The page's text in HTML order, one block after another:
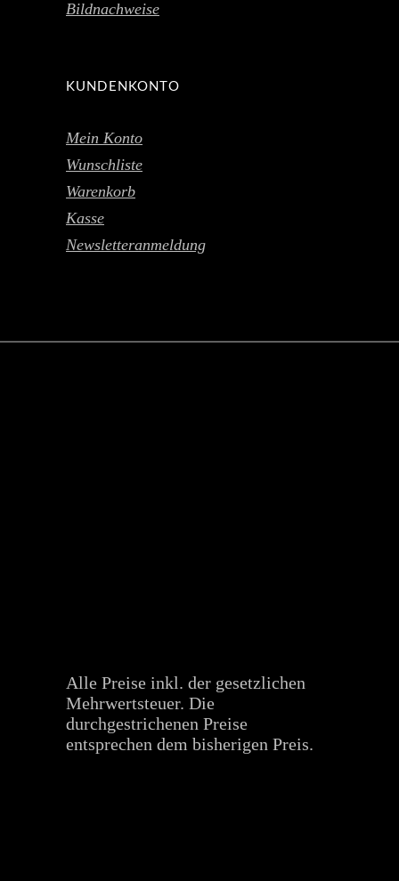
Bildnachweise
KUNDENKONTO
Mein Konto
Wunschliste
Warenkorb
Kasse
Newsletteranmeldung
Alle Preise inkl. der gesetzlichen
Mehrwertsteuer. Die
durchgestrichenen Preise
entsprechen dem bisherigen Preis.